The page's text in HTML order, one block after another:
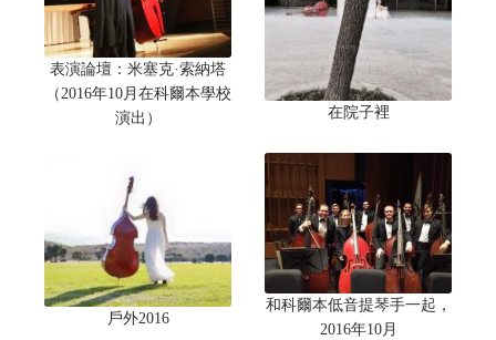
表演論壇：米塞克·索納塔
（2016年10月在科爾本學校
演出）
在院子裡
戶外2016
和科爾本低音提琴手一起，
2016年10月